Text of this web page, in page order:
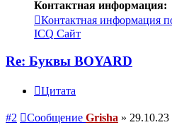
Контактная информация:
Контактная информация
ICQ Сайт
Re: Буквы BOYARD
Цитата
#2 Сообщение Grisha » 29.10.23